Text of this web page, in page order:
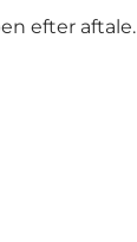
efter aftale.